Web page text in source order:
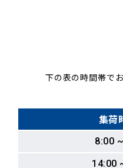
下の表の時間帯で
集荷
8:00
14:00